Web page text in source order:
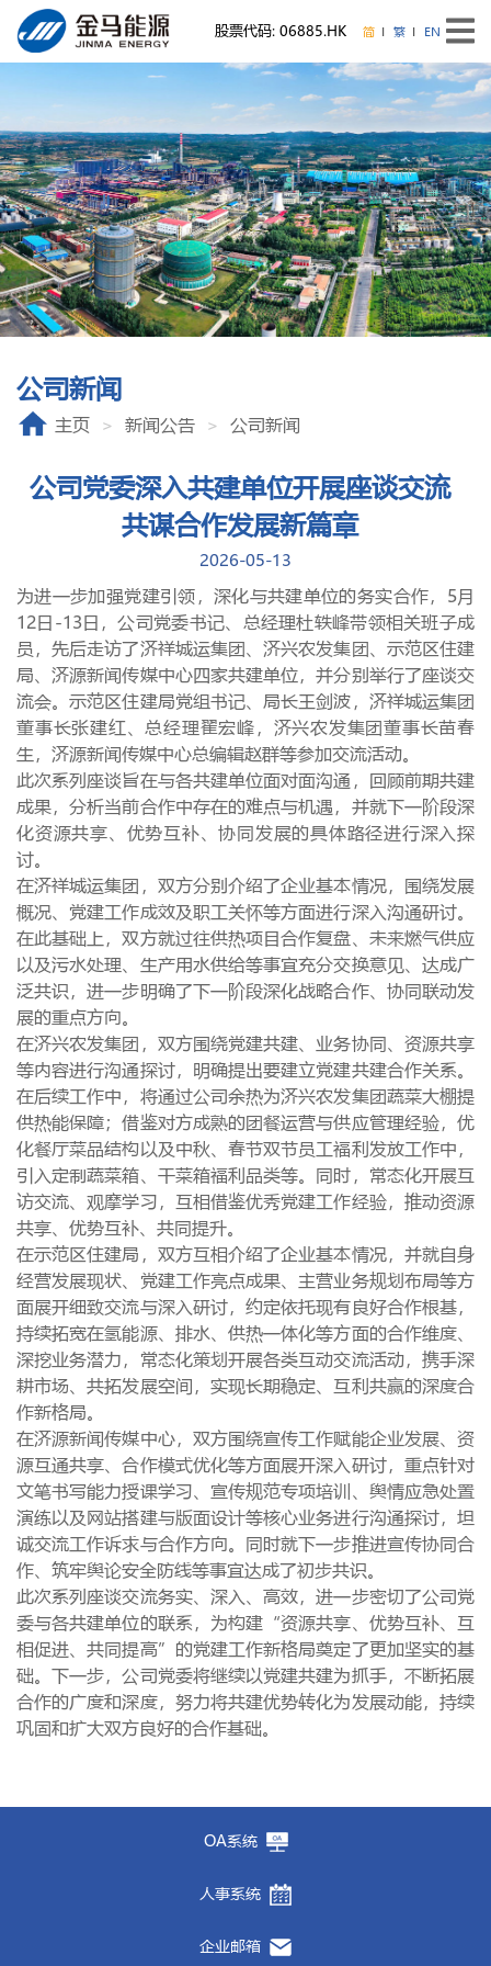
股票代码: 06885.HK 简 繁 EN
公司新闻
主页 新闻公告 公司新闻
公司党委深入共建单位开展座谈交流
共谋合作发展新篇章
2026-05-13
为进一步加强党建引领，深化与共建单位的务实合作， 5月
12日-13日 ，公司党委书记、 总经理杜轶峰带领相关班子成
员 ，先后走访了济祥城运集团、济兴农发集团、示范区住建
局、济源新闻传媒中心四家共建单位，并分别举行了座谈交
流会。示范区住建局党组书记、局长王剑波，济祥城运集团
董事长张建红、总经理翟宏峰，济兴农发集团董事长苗春
生， 济源新闻传媒中心总编辑赵群等参加交流活动。
此次系列座谈旨在与各共建单位面对面沟通，回顾前期共建
成果，分析当前合作中存在的难点与机遇，并就下一阶段深
化资源共享、优势互补、协同发展的具体路径进行深入探
讨。
在济祥城运集团 ，双方分别介绍了企业基本情况，围绕发展
概况、党建工作成效及职工关怀等方面进行深入沟通研讨。
在此基础上，双方就过往供热项目合作复盘、未来燃气供应
以及污水处理、生产用水供给等事宜充分交换意见、达成广
泛共识，进一步明确了下一阶段深化战略合作、协同联动发
展的重点方向。
在济兴农发集团，双方围绕党建共建、业务协同、资源共享
等内容进行沟通探讨，明确提出要建立党建共建合作关系。
在后续工作中，将通过公司余热为济兴农发集团蔬菜大棚提
供热能保障；借鉴对方成熟的团餐运营与供应管理经验，优
化餐厅菜品结构以及中秋、春节双节员工福利发放工作中，
引入定制蔬菜箱、干菜箱福利品类等。同时，常态化开展互
访交流、观摩学习，互相借鉴优秀党建工作经验，推动资源
共享、优势互补、共同提升。
在示范区住建局，双方互相介绍了企业基本情况，并就自身
经营发展现状、党建工作亮点成果、主营业务规划布局等方
面展开细致交流与深入研讨，约定依托现有良好合作根基，
持续拓宽在氢能源、排水、供热一体化等方面的合作维度、
深挖业务潜力，常态化策划开展各类互动交流活动，携手深
耕市场、共拓发展空间，实现长期稳定、互利共赢的深度合
作新格局。
在济源新闻传媒中心，双方围绕宣传工作赋能企业发展、资
源互通共享、合作模式优化等方面展开深入研讨，重点针对
文笔书写能力授课学习、宣传规范专项培训、舆情应急处置
演练以及网站搭建与版面设计等核心业务进行沟通探讨，坦
诚交流工作诉求与合作方向。同时就下一步推进宣传协同合
作、筑牢舆论安全防线等事宜达成了初步共识。
此次系列座谈交流务实、深入、高效，进一步密切了公司党
委与各共建单位的联系，为构建 “资源共享、优势互补、互
相促进、共同提高”的党建工作新格局奠定了更加坚实的基
础。下一步，公司党委将继续以党建共建为抓手，不断拓展
合作的广度和深度，努力将共建优势转化为发展动能，持续
巩固和扩大双方良好的合作基础。
OA系统
人事系统
企业邮箱